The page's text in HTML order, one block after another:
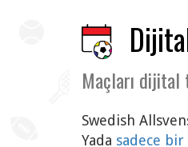
Maçları dijital
Swedish
Yada sadece